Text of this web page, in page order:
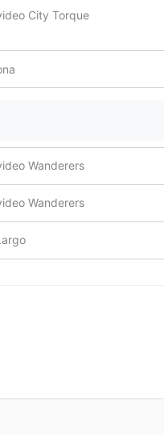
City Torque
Wanderers
Wanderers